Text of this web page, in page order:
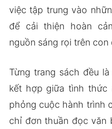
việc tập trung vào
để cải thiện hoàn
nguồn sáng rọi trên
Từng trang sách đều
kết hợp giữa tình thức
phỏng cuộc hành trình
chỉ đơn thuần đọc văn